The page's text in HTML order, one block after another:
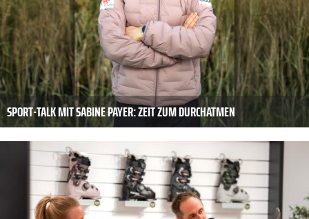
SPORT-TALK MIT SABINE PAYER: ZEIT ZUM DURCHATMEN